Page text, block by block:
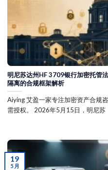
明尼苏达州HF 3709银行加密托管
隔离的合规框架解析
Aiying 艾盈一家专注加密资产合规
需授权。 2026年5月15日，明尼苏
19
5 月